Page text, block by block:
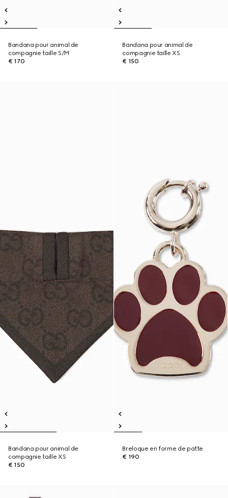
Bandana pour animal de
compagnie taille S/M
€ 170
Bandana pour animal de
compagnie taille XS
€ 150
Bandana pour animal de
compagnie taille XS
€ 150
Breloque en forme de patte
€ 190